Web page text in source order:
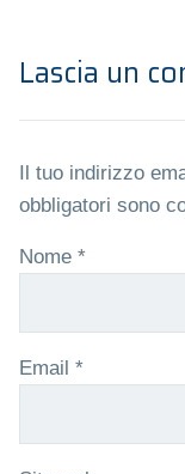
Lascia un
Il tuo indirizzo
obbligatori sono
Nome *
Email *